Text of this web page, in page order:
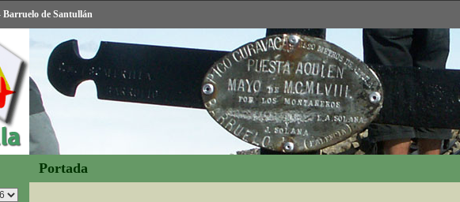
de Santullán
Portada